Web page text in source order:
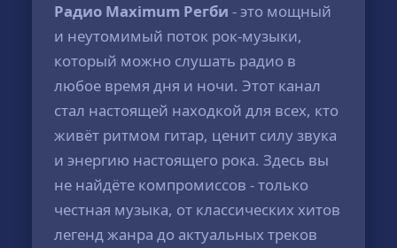
Радио Maximum Регби - это мощный
и неутомимый поток рок-музыки,
который можно слушать радио в
любое время дня и ночи. Этот канал
стал настоящей находкой для всех, кто
живёт ритмом гитар, ценит силу звука
и энергию настоящего рока. Здесь вы
не найдёте компромиссов - только
честная музыка, от классических хитов
легенд жанра до актуальных треков